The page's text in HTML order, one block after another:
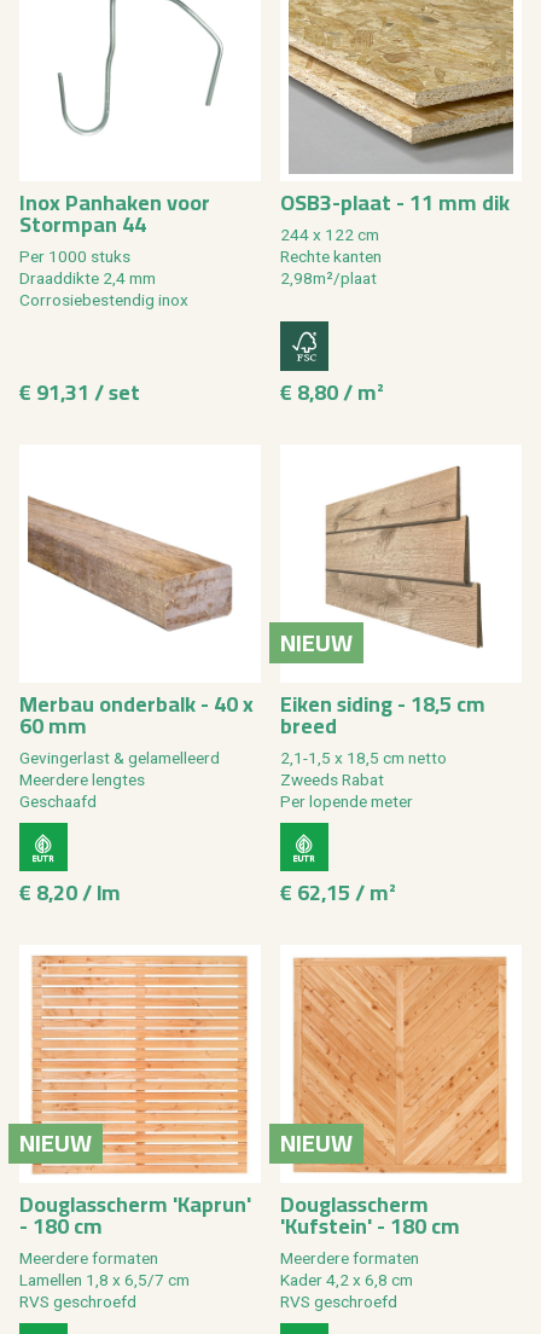
Inox Panhaken voor
Stormpan 44
Per 1000 stuks
Draaddikte 2,4 mm
Corrosiebestendig inox
€ 91,31 / set
OSB3-plaat - 11 mm dik
244 x 122 cm
Rechte kanten
2,98m²/plaat
€ 8,80 / m²
Merbau onderbalk - 40 x
60 mm
Gevingerlast & gelamelleerd
Meerdere lengtes
Geschaafd
€ 8,20 / lm
NIEUW
Eiken siding - 18,5 cm
breed
2,1-1,5 x 18,5 cm netto
Zweeds Rabat
Per lopende meter
€ 62,15 / m²
NIEUW
Douglasscherm 'Kaprun'
- 180 cm
Meerdere formaten
Lamellen 1,8 x 6,5/7 cm
RVS geschroefd
NIEUW
Douglasscherm
'Kufstein' - 180 cm
Meerdere formaten
Kader 4,2 x 6,8 cm
RVS geschroefd